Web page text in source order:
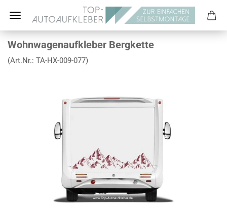
Wohnwagenaufkleber Bergkette
(Art.Nr.: TA-HX-009-077)